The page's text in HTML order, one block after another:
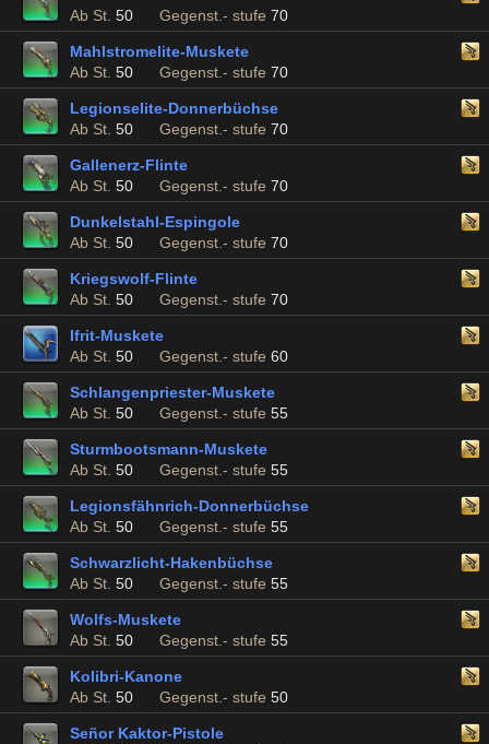
Ab St. 50 Gegenst.- stufe 70
Mahlstromelite-Muskete
Ab St. 50 Gegenst.- stufe 70
Legionselite-Donnerbüchse
Ab St. 50 Gegenst.- stufe 70
Gallenerz-Flinte
Ab St. 50 Gegenst.- stufe 70
Dunkelstahl-Espingole
Ab St. 50 Gegenst.- stufe 70
Kriegswolf-Flinte
Ab St. 50 Gegenst.- stufe 70
Ifrit-Muskete
Ab St. 50 Gegenst.- stufe 60
Schlangenpriester-Muskete
Ab St. 50 Gegenst.- stufe 55
Sturmbootsmann-Muskete
Ab St. 50 Gegenst.- stufe 55
Legionsfähnrich-Donnerbüchse
Ab St. 50 Gegenst.- stufe 55
Schwarzlicht-Hakenbüchse
Ab St. 50 Gegenst.- stufe 55
Wolfs-Muskete
Ab St. 50 Gegenst.- stufe 55
Kolibri-Kanone
Ab St. 50 Gegenst.- stufe 50
Señor Kaktor-Pistole